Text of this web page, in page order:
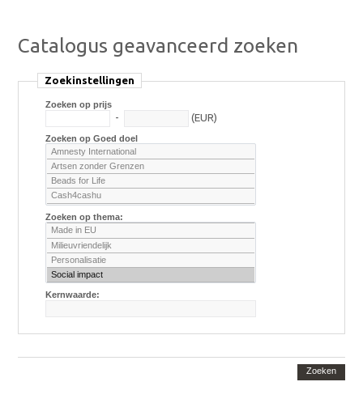
Catalogus geavanceerd zoeken
Zoekinstellingen
Zoeken op prijs
- (EUR)
Zoeken op Goed doel
Zoeken op thema:
Kernwaarde:
Zoeken